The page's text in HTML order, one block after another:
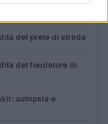
del prete di strada
del fondatore di
autopsia e